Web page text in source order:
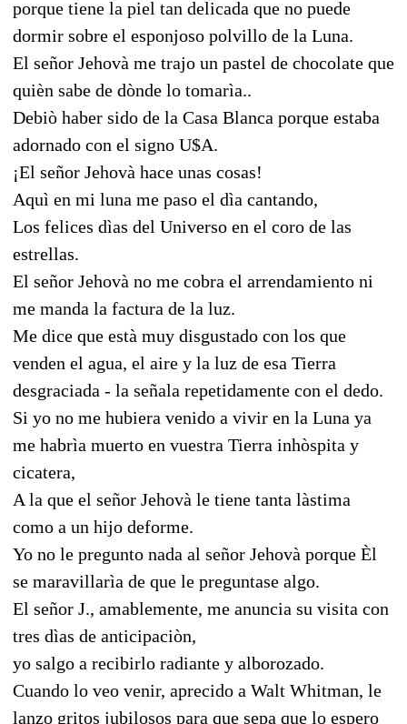
porque tiene la piel tan delicada que no puede
dormir sobre el esponjoso polvillo de la Luna.
El señor Jehovà me trajo un pastel de chocolate que
quièn sabe de dònde lo tomarìa..
Debiò haber sido de la Casa Blanca porque estaba
adornado con el signo U$A.
¡El señor Jehovà hace unas cosas!
Aquì en mi luna me paso el dìa cantando,
Los felices dìas del Universo en el coro de las
estrellas.
El señor Jehovà no me cobra el arrendamiento ni
me manda la factura de la luz.
Me dice que està muy disgustado con los que
venden el agua, el aire y la luz de esa Tierra
desgraciada - la señala repetidamente con el dedo.
Si yo no me hubiera venido a vivir en la Luna ya
me habrìa muerto en vuestra Tierra inhòspita y
cicatera,
A la que el señor Jehovà le tiene tanta làstima
como a un hijo deforme.
Yo no le pregunto nada al señor Jehovà porque Èl
se maravillarìa de que le preguntase algo.
El señor J., amablemente, me anuncia su visita con
tres dìas de anticipaciòn,
yo salgo a recibirlo radiante y alborozado.
Cuando lo veo venir, aprecido a Walt Whitman, le
lanzo gritos jubilosos para que sepa que lo espero